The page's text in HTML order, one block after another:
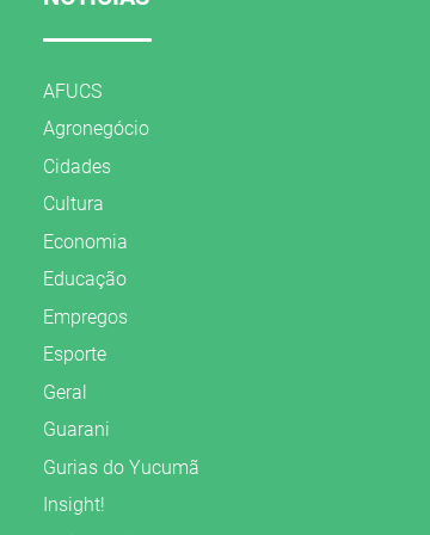
AFUCS
Agronegócio
Cidades
Cultura
Economia
Educação
Empregos
Esporte
Geral
Guarani
Gurias do Yucumã
Insight!